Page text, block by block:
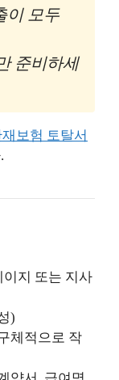
이 모두
준비하세
보험 토탈서
지 또는 지사
)
체적으로 작